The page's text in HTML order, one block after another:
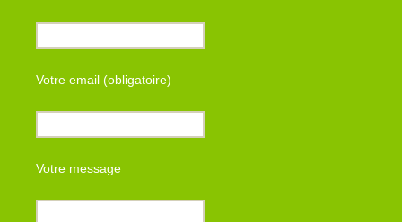
Votre email (obligatoire)
Votre message